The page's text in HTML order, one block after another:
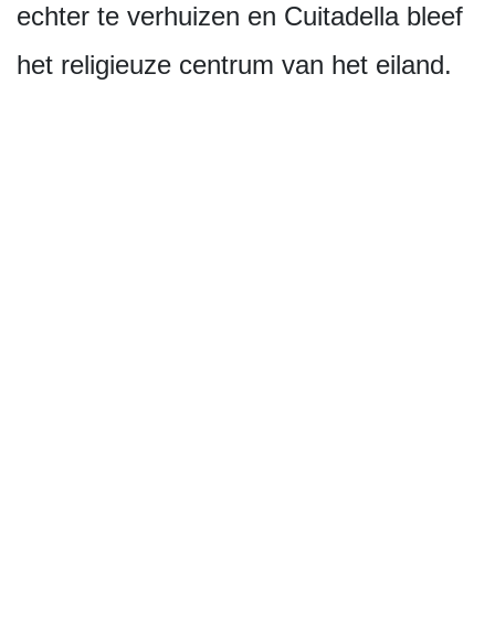
echter te verhuizen en Cuitadella bleef
het religieuze centrum van het eiland.